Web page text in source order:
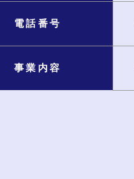
電話番号
事業内容